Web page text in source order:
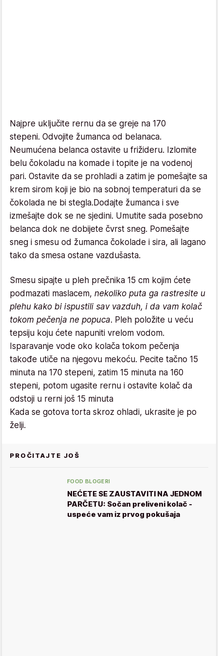
Najpre uključite rernu da se greje na 170
stepeni. Odvojite žumanca od belanaca.
Neumućena belanca ostavite u frižideru. Izlomite
belu čokoladu na komade i topite je na vodenoj
pari. Ostavite da se prohladi a zatim je pomešajte sa
krem sirom koji je bio na sobnoj temperaturi da se
čokolada ne bi stegla.Dodajte žumanca i sve
izmešajte dok se ne sjedini. Umutite sada posebno
belanca dok ne dobijete čvrst sneg. Pomešajte
sneg i smesu od žumanca čokolade i sira, ali lagano
tako da smesa ostane vazdušasta.
Smesu sipajte u pleh prečnika 15 cm kojim ćete
podmazati maslacem, nekoliko puta ga rastresite u
plehu kako bi ispustili sav vazduh, i da vam kolač
tokom pečenja ne popuca. Pleh položite u veću
tepsiju koju ćete napuniti vrelom vodom.
Isparavanje vode oko kolača tokom pečenja
takođe utiče na njegovu mekoću. Pecite tačno 15
minuta na 170 stepeni, zatim 15 minuta na 160
stepeni, potom ugasite rernu i ostavite kolač da
odstoji u rerni još 15 minuta
Kada se gotova torta skroz ohladi, ukrasite je po
želji.
PROČITAJTE JOŠ
FOOD BLOGERI
NEĆETE SE ZAUSTAVITI NA JEDNOM
PARČETU: Sočan preliveni kolač -
uspeće vam iz prvog pokušaja